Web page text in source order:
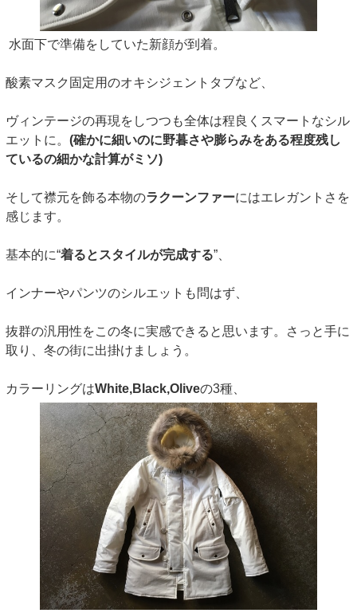
水面下で準備をしていた新顔が到着。
酸素マスク固定用のオキシジェントタブなど、
ヴィンテージの再現をしつつも全体は程良くスマートなシル
エットに。 (確かに細いのに野暮さや膨らみをある程度残し
ているの細かな計算がミソ)
そして襟元を飾る本物のラクーンファーにはエレガントさを
感じます。
基本的に“着るとスタイルが完成する”、
インナーやパンツのシルエットも問はず、
抜群の汎用性をこの冬に実感できると思います。さっと手に
取り、冬の街に出掛けましょう。
カラーリングはWhite,Black,Oliveの3種、